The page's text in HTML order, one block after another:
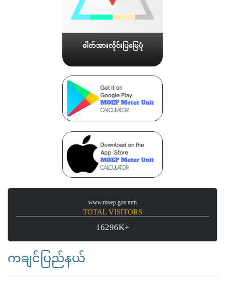
ဓါတ်အားလိုင်းပြမြေပုံ
www.moep.gov.mm
TOTAL VISITORS
16296K+
ကချင်ပြည်နယ်